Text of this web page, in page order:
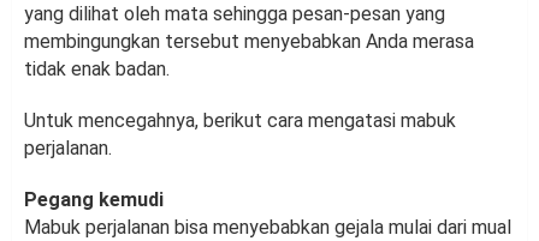
yang dilihat oleh mata sehingga pesan-pesan yang
membingungkan tersebut menyebabkan Anda merasa
tidak enak badan.
Untuk mencegahnya, berikut cara mengatasi mabuk
perjalanan.
Pegang kemudi
Mabuk perjalanan bisa menyebabkan gejala mulai dari mual